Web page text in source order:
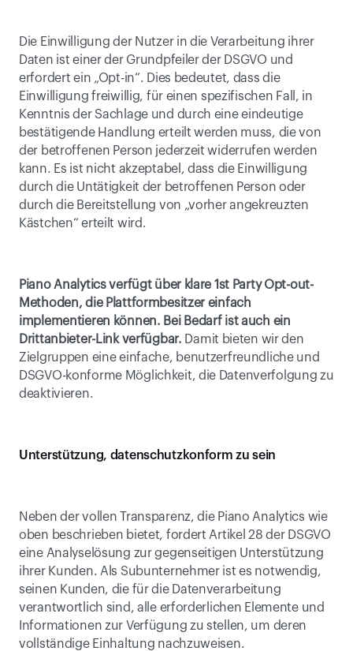
Die Einwilligung der Nutzer in die Verarbeitung ihrer
Daten ist einer der Grundpfeiler der DSGVO und
erfordert ein „Opt-in“. Dies bedeutet, dass die
Einwilligung freiwillig, für einen spezifischen Fall, in
Kenntnis der Sachlage und durch eine eindeutige
bestätigende Handlung erteilt werden muss, die von
der betroffenen Person jederzeit widerrufen werden
kann. Es ist nicht akzeptabel, dass die Einwilligung
durch die Untätigkeit der betroffenen Person oder
durch die Bereitstellung von „vorher angekreuzten
Kästchen“ erteilt wird.
Piano Analytics verfügt über klare 1st Party Opt-out-
Methoden, die Plattformbesitzer einfach
implementieren können. Bei Bedarf ist auch ein
Drittanbieter-Link verfügbar. Damit bieten wir den
Zielgruppen eine einfache, benutzerfreundliche und
DSGVO-konforme Möglichkeit, die Datenverfolgung zu
deaktivieren.
Unterstützung, datenschutzkonform zu sein
Neben der vollen Transparenz, die Piano Analytics wie
oben beschrieben bietet, fordert Artikel 28 der DSGVO
eine Analyselösung zur gegenseitigen Unterstützung
ihrer Kunden. Als Subunternehmer ist es notwendig,
seinen Kunden, die für die Datenverarbeitung
verantwortlich sind, alle erforderlichen Elemente und
Informationen zur Verfügung zu stellen, um deren
vollständige Einhaltung nachzuweisen.